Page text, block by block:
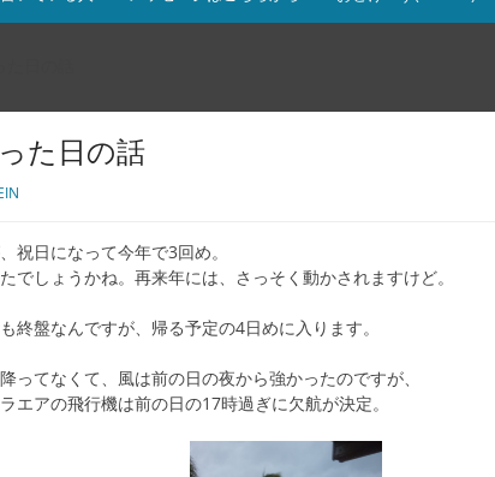
た日の話
祝日になって今年で3回め。
でしょうかね。再来年には、さっそく動かされますけど。
終盤なんですが、帰る予定の4日めに入ります。
ってなくて、風は前の日の夜から強かったのですが、
エアの飛行機は前の日の17時過ぎに欠航が決定。